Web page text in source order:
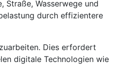
Straße, Wasserwege und
durch effizientere
Dies erfordert
digitale Technologien wie